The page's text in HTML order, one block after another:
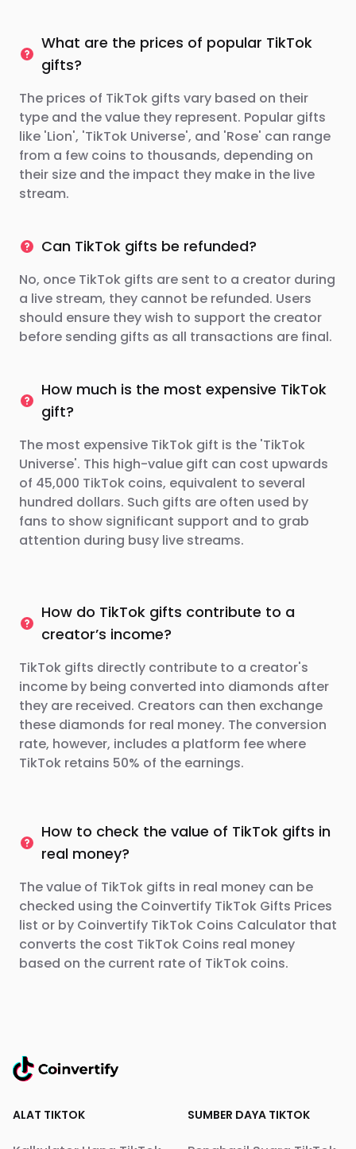
What are the prices of popular TikTok
gifts?
The prices of TikTok gifts vary based on their
type and the value they represent. Popular gifts
like 'Lion', 'TikTok Universe', and 'Rose' can range
from a few coins to thousands, depending on
their size and the impact they make in the live
stream.
Can TikTok gifts be refunded?
No, once TikTok gifts are sent to a creator during
a live stream, they cannot be refunded. Users
should ensure they wish to support the creator
before sending gifts as all transactions are final.
How much is the most expensive TikTok
gift?
The most expensive TikTok gift is the 'TikTok
Universe'. This high-value gift can cost upwards
of 45,000 TikTok coins, equivalent to several
hundred dollars. Such gifts are often used by
fans to show significant support and to grab
attention during busy live streams.
How do TikTok gifts contribute to a
creator’s income?
TikTok gifts directly contribute to a creator's
income by being converted into diamonds after
they are received. Creators can then exchange
these diamonds for real money. The conversion
rate, however, includes a platform fee where
TikTok retains 50% of the earnings.
How to check the value of TikTok gifts in
real money?
The value of TikTok gifts in real money can be
checked using the Coinvertify TikTok Gifts Prices
list or by Coinvertify TikTok Coins Calculator that
converts the cost TikTok Coins real money
based on the current rate of TikTok coins.
ALAT TIKTOK SUMBER DAYA TIKTOK